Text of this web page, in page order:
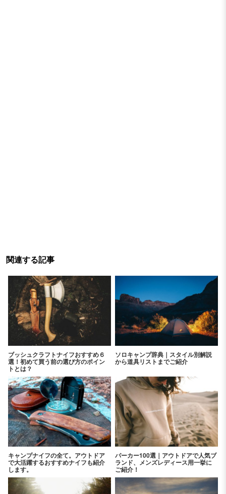
関連する記事
ブッシュクラフトナイフおすすめ６
選！初めて買う前の選び方のポイン
トとは？
ソロキャンプ辞典｜スタイル別解説
から道具リストまでご紹介
キャンプナイフの全て。アウトドア
で大活躍するおすすめナイフも紹介
します。
パーカー100選｜アウトドアで人気ブ
ランド、メンズレディース用一挙に
ご紹介！